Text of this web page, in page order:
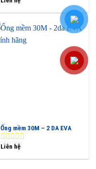
5
Ống mềm 30M – 2 DA EVA
0
Liên hệ